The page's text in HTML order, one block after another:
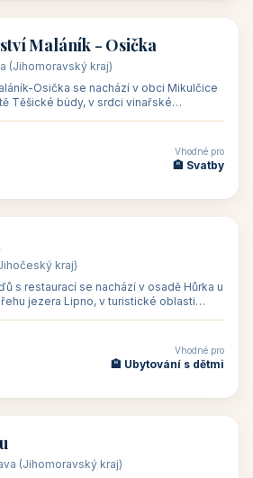
Maláník - Osička
(Jihomoravský kraj)
Osička se nachází v obci Mikulčice
Těšické búdy, v srdci vinařské
Vhodné pro
🏨 Svatby
kraj)
s restaurací se nachází v osadě Hůrka u
jezera Lipno, v turistické oblasti
Vhodné pro
🏨 Ubytování s dětmi
(Jihomoravský kraj)